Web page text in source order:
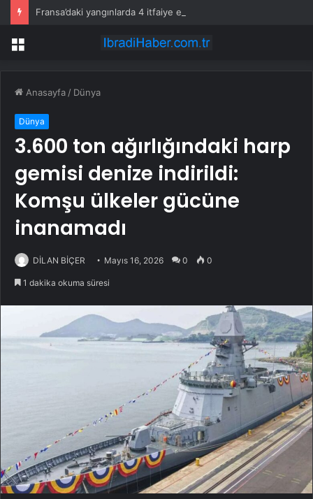
Fransa’daki yangınlarda 4 itfaiye eri hayatını kaybetti
Menü
Anasayfa / Dünya
Dünya
3.600 ton ağırlığındaki harp
gemisi denize indirildi:
Komşu ülkeler gücüne
inanamadı
DİLAN BİÇER Mayıs 16, 2026 0 0
1 dakika okuma süresi